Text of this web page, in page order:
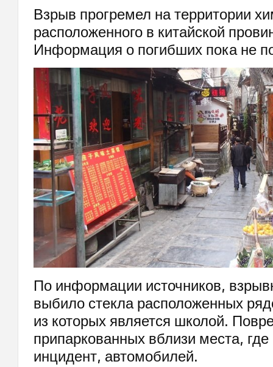
Взрыв прогремел на территории
расположенного в китайской
Информация о погибших пока не
По информации источников,
выбило стекла расположенных
из которых является школой.
припаркованных вблизи места,
инцидент, автомобилей.